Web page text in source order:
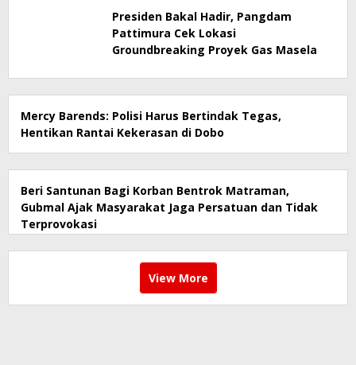
Presiden Bakal Hadir, Pangdam
Pattimura Cek Lokasi
Groundbreaking Proyek Gas Masela
Mercy Barends: Polisi Harus Bertindak Tegas,
Hentikan Rantai Kekerasan di Dobo
Beri Santunan Bagi Korban Bentrok Matraman,
Gubmal Ajak Masyarakat Jaga Persatuan dan Tidak
Terprovokasi
View More